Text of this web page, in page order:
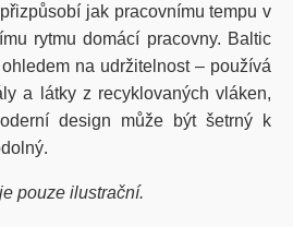
jak pracovnímu tempu v
rytmu domácí pracovny. Baltic
na udržitelnost – používá
a látky z recyklovaných vláken,
design může být šetrný k
pouze ilustrační.